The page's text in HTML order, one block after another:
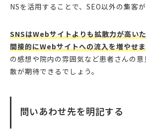
NSを活用することで、SEO以外の集客が
SNSはWebサイトよりも拡散力が高い
間接的にWebサイトへの流入を増やせ
の感想や院内の雰囲気など患者さんの
散が期待できるでしょう。
問いあわせ先を明記する